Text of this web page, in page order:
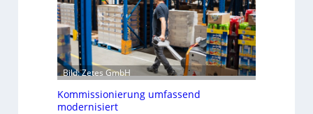
s
F
a
h
r
e
m
-
U
n
i
k
a
Bild: Zetes GmbH
Kommissionierung umfassend
modernisiert